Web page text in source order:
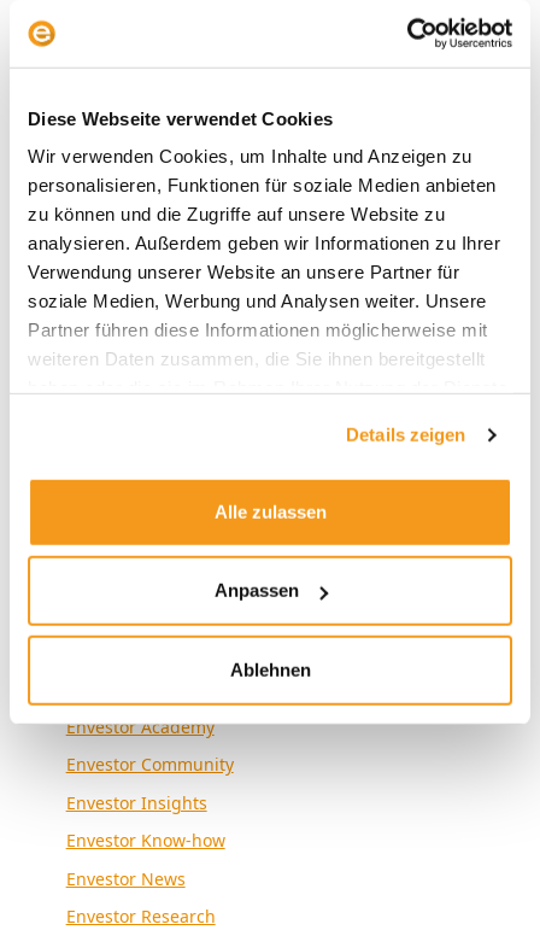
Diese Webseite verwendet Cookies
Wir verwenden Cookies, um Inhalte und Anzeigen zu
personalisieren, Funktionen für soziale Medien anbieten
zu können und die Zugriffe auf unsere Website zu
analysieren. Außerdem geben wir Informationen zu Ihrer
Verwendung unserer Website an unsere Partner für
soziale Medien, Werbung und Analysen weiter. Unsere
Partner führen diese Informationen möglicherweise mit
weiteren Daten zusammen, die Sie ihnen bereitgestellt
Details zeigen
Alle zulassen
Anpassen
Ablehnen
Archive
2026
2025
2024
2023
2022
2021
2018
Kategorien
Envestor Academy
Envestor Community
Envestor Insights
Envestor Know-how
Envestor News
Envestor Research